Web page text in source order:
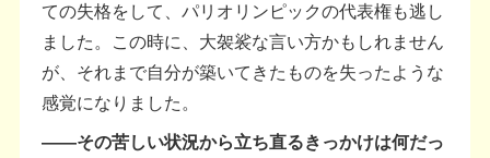
ての失格をして、パリオリンピックの代表権も逃し
ました。この時に、大袈裟な言い方かもしれません
が、それまで自分が築いてきたものを失ったような
感覚になりました。
――その苦しい状況から立ち直るきっかけは何だっ